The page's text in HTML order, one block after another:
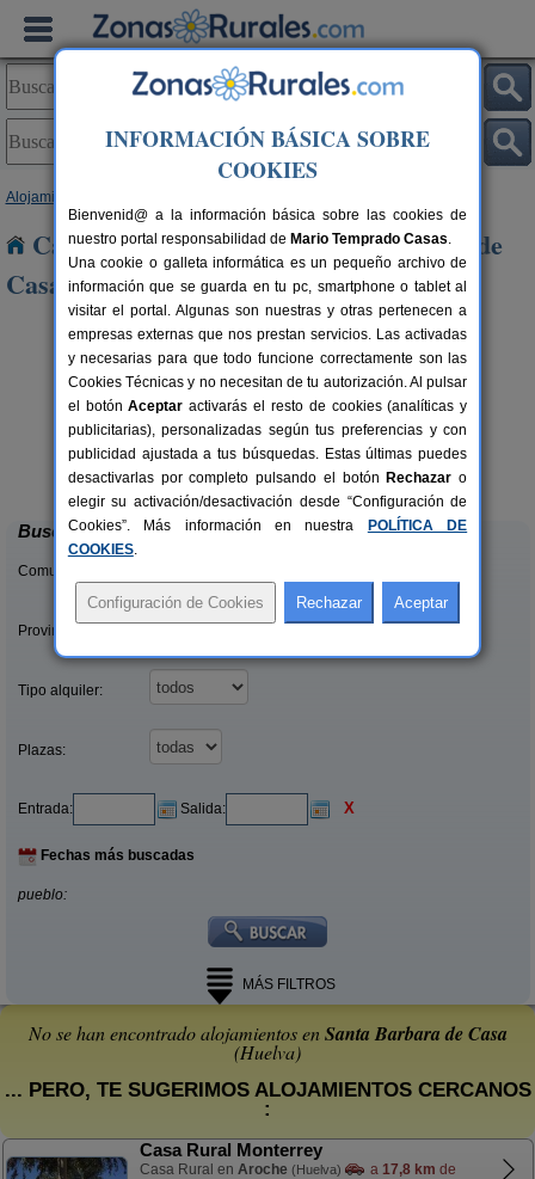
Alojamientos
Casas Rurales cerca de Santa Barbara de
Casa
4+1 pers.
desde37 €
Casa Mirador Los Bravos
Aroche (Huelva)
Buscar
Comunidades:
Provincias/Islas:
Tipo alquiler:
Plazas:
Entrada: Salida: X
Fechas más buscadas
pueblo:
MÁS FILTROS
No se han encontrado alojamientos enSanta Barbara de Casa
(Huelva)
... PERO, TE SUGERIMOS ALOJAMIENTOS CERCANOS
:
Casa Rural Monterrey
Casa Rural en Aroche (Huelva) a 17,8 km de
INFORMACIÓN BÁSICA SOBRE
COOKIES
Bienvenid@ a la información básica sobre las cookies de
nuestro portal responsabilidad de Mario Temprado Casas.
Una cookie o galleta informática es un pequeño archivo de
información que se guarda en tu pc, smartphone o tablet al
visitar el portal. Algunas son nuestras y otras pertenecen a
empresas externas que nos prestan servicios. Las activadas
y necesarias para que todo funcione correctamente son las
Cookies Técnicas y no necesitan de tu autorización. Al pulsar
el botónAceptar activarás el resto de cookies (analíticas y
publicitarias), personalizadas según tus preferencias y con
publicidad ajustada a tus búsquedas. Estas últimas puedes
desactivarlas por completo pulsando el botón Rechazar o
elegir su activación/desactivación desde “Configuración de
Cookies”. Más información en nuestra
POLÍTICA DE
COOKIES.